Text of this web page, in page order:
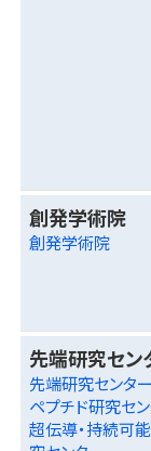
創発学術院
創発学術院
先端研究セン
先端研究センター
ペプチド研究セ
超伝導・持続可